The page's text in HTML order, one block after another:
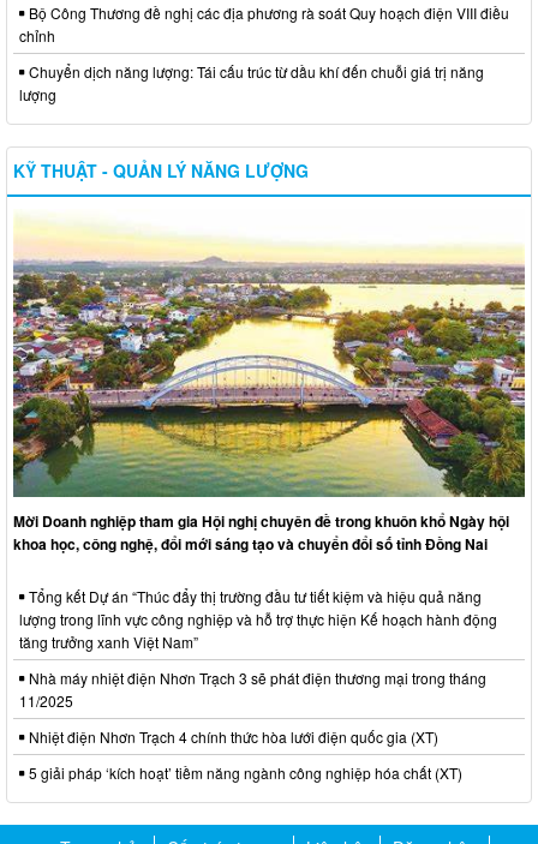
Bộ Công Thương đề nghị các địa phương rà soát Quy hoạch điện VIII điều
chỉnh
Chuyển dịch năng lượng: Tái cấu trúc từ dầu khí đến chuỗi giá trị năng
lượng
KỸ THUẬT - QUẢN LÝ NĂNG LƯỢNG
Mời Doanh nghiệp tham gia Hội nghị chuyên đề trong khuôn khổ Ngày hội
khoa học, công nghệ, đổi mới sáng tạo và chuyển đổi số tỉnh Đồng Nai
Tổng kết Dự án “Thúc đẩy thị trường đầu tư tiết kiệm và hiệu quả năng
lượng trong lĩnh vực công nghiệp và hỗ trợ thực hiện Kế hoạch hành động
tăng trưởng xanh Việt Nam”
Nhà máy nhiệt điện Nhơn Trạch 3 sẽ phát điện thương mại trong tháng
11/2025
Nhiệt điện Nhơn Trạch 4 chính thức hòa lưới điện quốc gia (XT)
5 giải pháp ‘kích hoạt’ tiềm năng ngành công nghiệp hóa chất (XT)